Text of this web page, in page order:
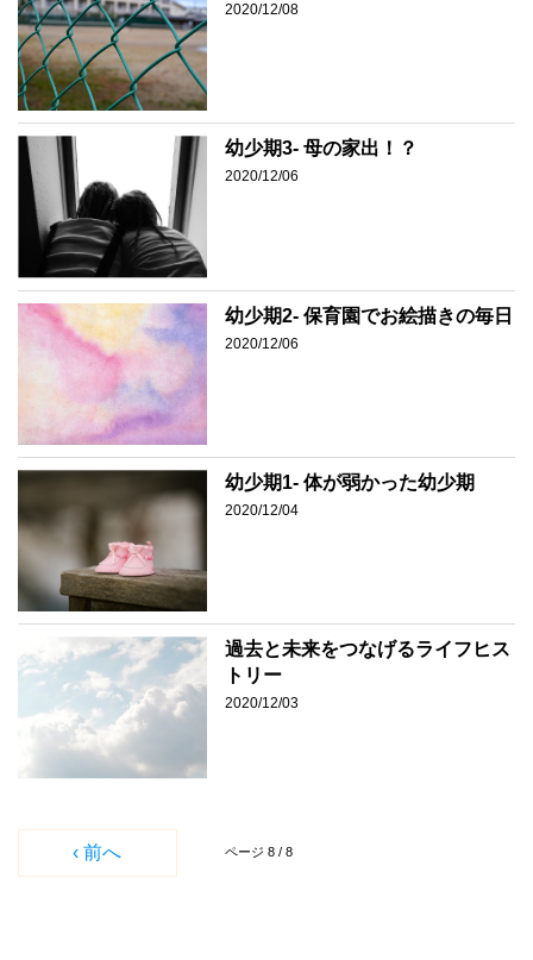
2020/12/08
幼少期3- 母の家出！？
2020/12/06
幼少期2- 保育園でお絵描きの毎日
2020/12/06
幼少期1- 体が弱かった幼少期
2020/12/04
過去と未来をつなげるライフヒス
トリー
2020/12/03
‹ 前へ ページ 8 / 8